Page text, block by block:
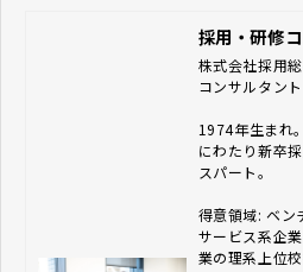
採用・研修
株式会社採用
コンサルタン
1974年生まれ
にわたり新卒
スパート。
得意領域: ベン
サービス系企
業の理系上位校